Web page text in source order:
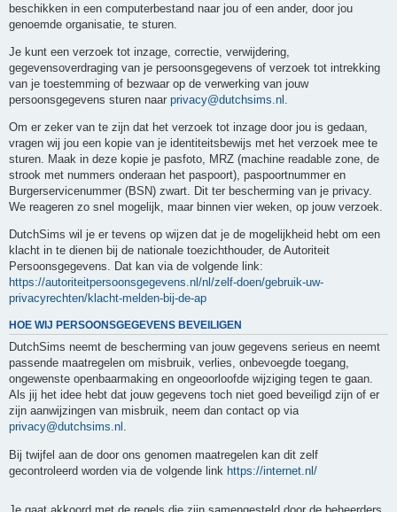
beschikken in een computerbestand naar jou of een ander, door jou
genoemde organisatie, te sturen.
Je kunt een verzoek tot inzage, correctie, verwijdering,
gegevensoverdraging van je persoonsgegevens of verzoek tot intrekking
van je toestemming of bezwaar op de verwerking van jouw
persoonsgegevens sturen naar privacy@dutchsims.nl .
Om er zeker van te zijn dat het verzoek tot inzage door jou is gedaan,
vragen wij jou een kopie van je identiteitsbewijs met het verzoek mee te
sturen. Maak in deze kopie je pasfoto, MRZ (machine readable zone, de
strook met nummers onderaan het paspoort), paspoortnummer en
Burgerservicenummer (BSN) zwart. Dit ter bescherming van je privacy.
We reageren zo snel mogelijk, maar binnen vier weken, op jouw verzoek.
DutchSims wil je er tevens op wijzen dat je de mogelijkheid hebt om een
klacht in te dienen bij de nationale toezichthouder, de Autoriteit
Persoonsgegevens. Dat kan via de volgende link:
https://autoriteitpersoonsgegevens.nl/nl/zelf-doen/gebruik-uw-
privacyrechten/klacht-melden-bij-de-ap
HOE WIJ PERSOONSGEGEVENS BEVEILIGEN
DutchSims neemt de bescherming van jouw gegevens serieus en neemt
passende maatregelen om misbruik, verlies, onbevoegde toegang,
ongewenste openbaarmaking en ongeoorloofde wijziging tegen te gaan.
Als jij het idee hebt dat jouw gegevens toch niet goed beveiligd zijn of er
zijn aanwijzingen van misbruik, neem dan contact op via
privacy@dutchsims.nl .
Bij twijfel aan de door ons genomen maatregelen kan dit zelf
gecontroleerd worden via de volgende link https://internet.nl/